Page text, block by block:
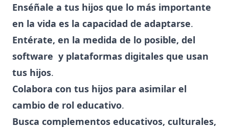
Enséñale a tus hijos que lo más importante
en la vida es la capacidad de adaptarse.
Entérate, en la medida de lo posible, del
software y plataformas digitales que usan
tus hijos.
Colabora con tus hijos para asimilar el
cambio de rol educativo.
Busca complementos educativos, culturales,